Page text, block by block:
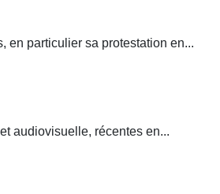
en particulier sa protestation en...
audiovisuelle, récentes en...